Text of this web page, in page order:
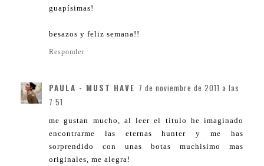
guapísimas!
besazos y feliz semana!!
Responder
PAULA - MUST HAVE 7 de noviembre de 2011 a las
7:51
me gustan mucho, al leer el titulo he imaginado
encontrarme las eternas hunter y me has
sorprendido con unas botas muchisimo mas
originales, me alegra!